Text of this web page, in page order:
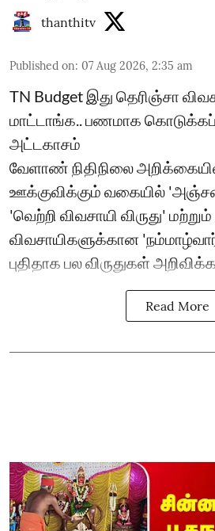
thanthitv
Published on: 07 Aug 2026, 2:35 am
TN Budget இது தெரிஞ்சா
மாட்டாங்க.. பணமாக
அட்டகாசம்
வேளாண் நிதிநிலை
ஊக்குவிக்கும் வகையில்
'வெற்றி விவசாயி விருது'
விவசாயிகளுக்கான
புதிதாக பல விருதுகள்
Read More